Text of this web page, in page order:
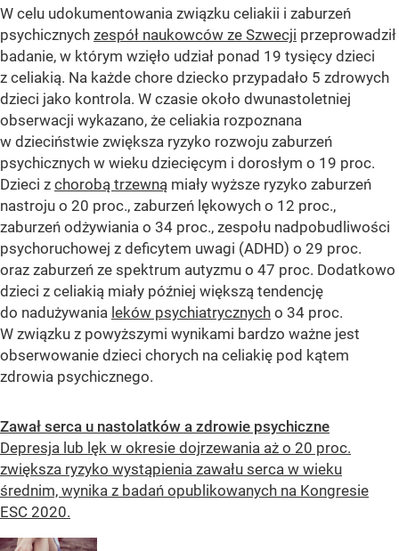
W celu udokumentowania związku celiakii i zaburzeń
psychicznych zespół naukowców ze Szwecji przeprowadził
badanie, w którym wzięło udział ponad 19 tysięcy dzieci
z celiakią. Na każde chore dziecko przypadało 5 zdrowych
dzieci jako kontrola. W czasie około dwunastoletniej
obserwacji wykazano, że celiakia rozpoznana
w dzieciństwie zwiększa ryzyko rozwoju zaburzeń
psychicznych w wieku dziecięcym i dorosłym o 19 proc.
Dzieci z chorobą trzewną miały wyższe ryzyko zaburzeń
nastroju o 20 proc., zaburzeń lękowych o 12 proc.,
zaburzeń odżywiania o 34 proc., zespołu nadpobudliwości
psychoruchowej z deficytem uwagi (ADHD) o 29 proc.
oraz zaburzeń ze spektrum autyzmu o 47 proc. Dodatkowo
dzieci z celiakią miały później większą tendencję
do nadużywania leków psychiatrycznych o 34 proc.
W związku z powyższymi wynikami bardzo ważne jest
obserwowanie dzieci chorych na celiakię pod kątem
zdrowia psychicznego.
Zawał serca u nastolatków a zdrowie psychiczne
Depresja lub lęk w okresie dojrzewania aż o 20 proc.
zwiększa ryzyko wystąpienia zawału serca w wieku
średnim, wynika z badań opublikowanych na Kongresie
ESC 2020.